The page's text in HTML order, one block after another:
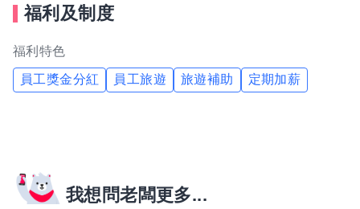
福利及制度
福利特色
員工獎金分紅 員工旅遊 旅遊補助 定期加薪
我想問老闆更多...